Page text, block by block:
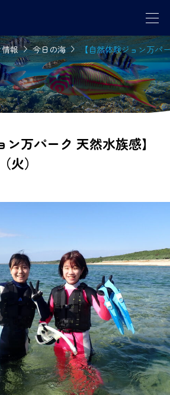
報今日の海【自然体験ジョン万パ
ン万パーク 天然水族感】
火）